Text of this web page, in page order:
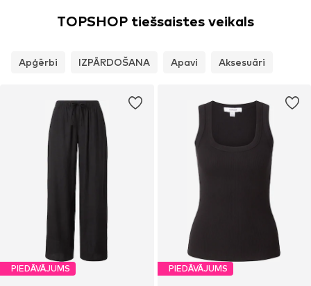
TOPSHOP tiešsaistes veikals
Apģērbi IZPĀRDOŠANA Apavi Aksesuāri
PIEDĀVĀJUMS PIEDĀVĀJUMS